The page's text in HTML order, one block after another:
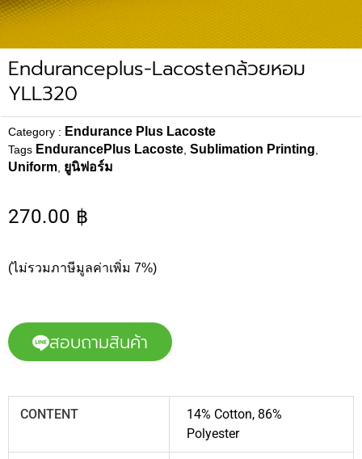
Enduranceplus-Lacosteกล้วยหอม
YLL320
Category : Endurance Plus Lacoste
Tags EndurancePlus Lacoste Sublimation Printing
Uniform ยูนิฟอร์ม
270.00 ฿
(ไม่รวมภาษีมูลค่าเพิ่ม 7%)
สอบถามสินค้า
CONTENT
14% Cotton, 86%
Polyester